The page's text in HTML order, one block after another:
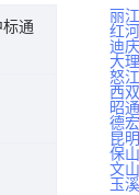
通
丽
红
迪
大
怒
西
昭
德
昆
保
文
玉